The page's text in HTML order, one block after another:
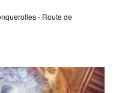
- Route de